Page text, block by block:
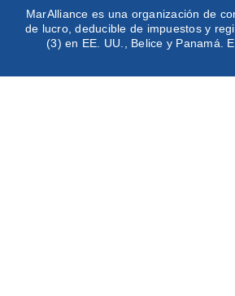
MarAlliance es una organización de
de lucro, deducible de impuestos y
(3) en EE. UU., Belice y Panamá.